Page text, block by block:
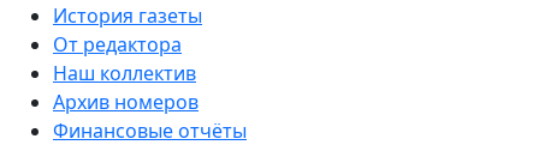
История газеты
От редактора
Наш коллектив
Архив номеров
Финансовые отчёты